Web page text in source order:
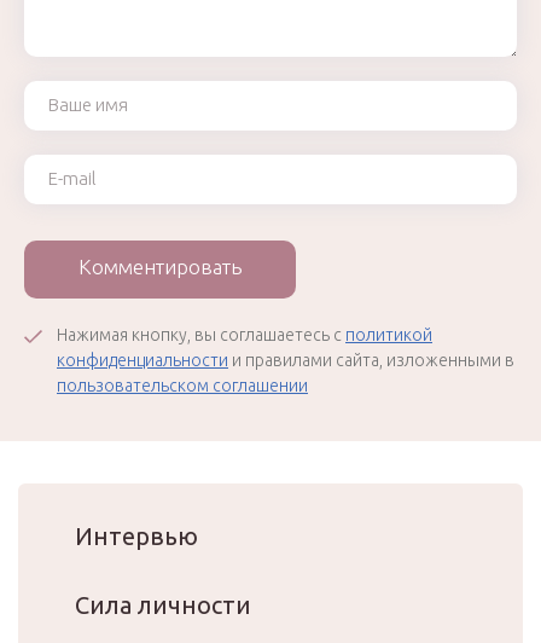
Ваше имя
Ваш e-mail
Комментировать
Нажимая кнопку, вы соглашаетесь с политикой
конфиденциальности и правилами сайта, изложенными в
пользовательском соглашении
Интервью
Сила личности